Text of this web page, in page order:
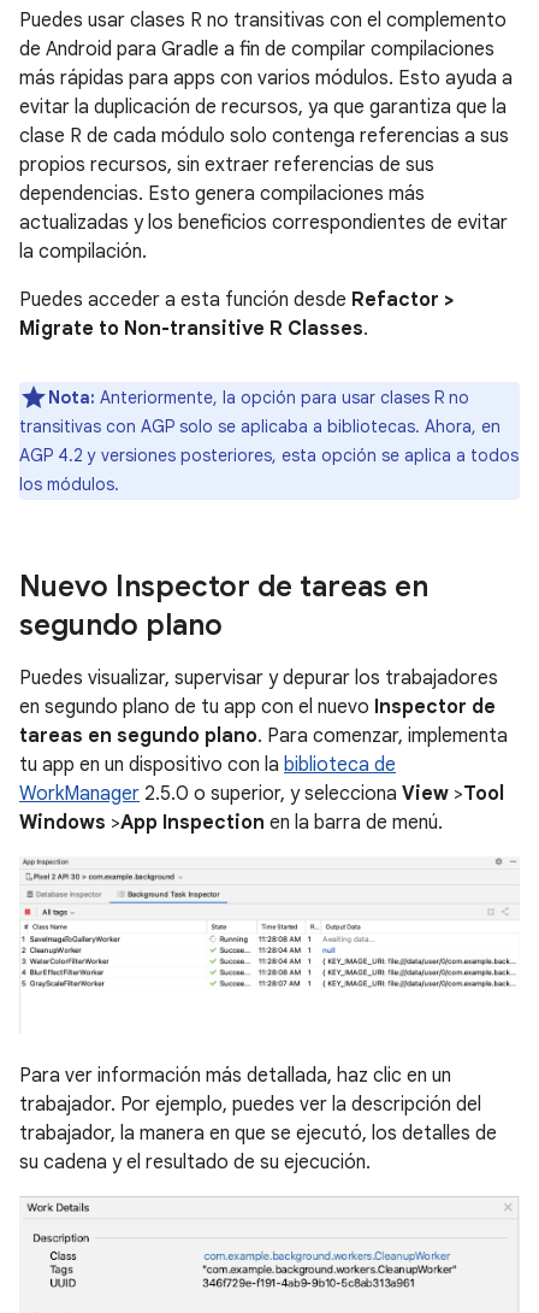
Puedes usar clases R no transitivas con el complemento
de Android para Gradle a fin de compilar compilaciones
más rápidas para apps con varios módulos. Esto ayuda a
evitar la duplicación de recursos, ya que garantiza que la
clase R de cada módulo solo contenga referencias a sus
propios recursos, sin extraer referencias de sus
dependencias. Esto genera compilaciones más
actualizadas y los beneficios correspondientes de evitar
la compilación.
Puedes acceder a esta función desde Refactor >
Migrate to Non-transitive R Classes.
Nota: Anteriormente, la opción para usar clases R no
transitivas con AGP solo se aplicaba a bibliotecas. Ahora, en
AGP 4.2 y versiones posteriores, esta opción se aplica a todos
los módulos.
Nuevo Inspector de tareas en
segundo plano
Puedes visualizar, supervisar y depurar los trabajadores
en segundo plano de tu app con el nuevo Inspector de
tareas en segundo plano. Para comenzar, implementa
tu app en un dispositivo con la biblioteca de
WorkManager 2.5.0 o superior, y selecciona View >Tool
Windows >App Inspection en la barra de menú.
Para ver información más detallada, haz clic en un
trabajador. Por ejemplo, puedes ver la descripción del
trabajador, la manera en que se ejecutó, los detalles de
su cadena y el resultado de su ejecución.